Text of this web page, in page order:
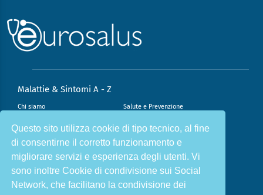
Questo sito utilizza cookie di tipo tecnico, al fine
di consentirne il corretto funzionamento e
migliorare servizi e esperienza degli utenti. Vi
sono inoltre Cookie di condivisione sui Social
Network, che facilitano la condivisione dei
Malattie & Sintomi A - Z
Chi siamo Salute e Prevenzione
Infiammazione e Allergia Direzione scientifica
Nutrizione e Stili di vita Sport e Benessere
Cookie Policy L’angolo del dottore